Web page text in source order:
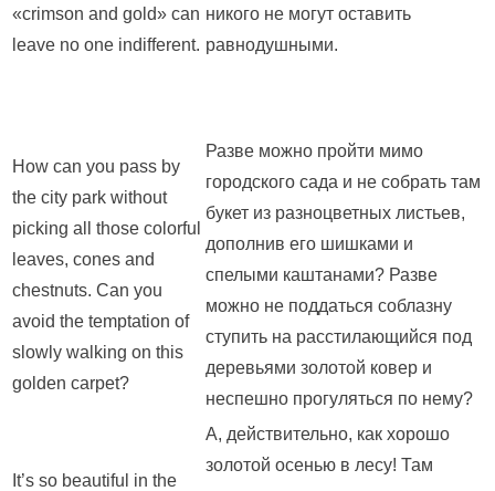
«crimson and gold» can
leave no one indifferent.
никого не могут оставить
равнодушными.
How can you pass by
the city park without
picking all those colorful
leaves, cones and
chestnuts. Can you
avoid the temptation of
slowly walking on this
golden carpet?
Разве можно пройти мимо
городского сада и не собрать там
букет из разноцветных листьев,
дополнив его шишками и
спелыми каштанами? Разве
можно не поддаться соблазну
ступить на расстилающийся под
деревьями золотой ковер и
неспешно прогуляться по нему?
It’s so beautiful in the
А, действительно, как хорошо
золотой осенью в лесу! Там